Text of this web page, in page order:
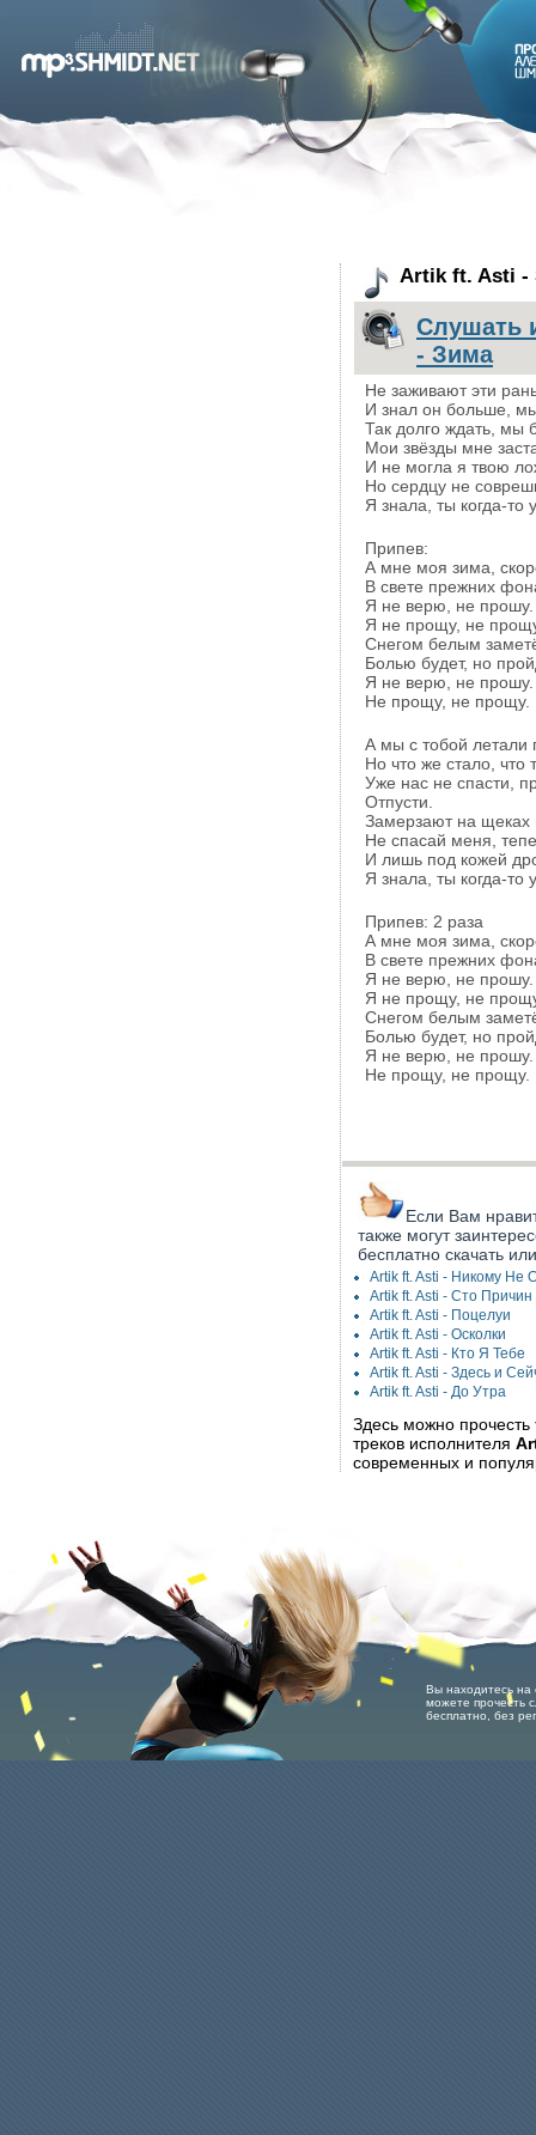
Artik ft. Asti -
Слушать
- Зима
Не заживают эти
И знал он больше,
Так долго ждать, мы
Мои звёзды мне
И не могла я твою
Но сердцу не
Я знала, ты когда-то
Припев:
А мне моя зима,
В свете прежних
Я не верю, не прошу.
Я не прощу, не
Снегом белым
Болью будет, но
Я не верю, не прошу.
Не прощу, не прощу.
А мы с тобой летали
Но что же стало,
Уже нас не спасти,
Отпусти.
Замерзают на щеках
Не спасай меня,
И лишь под кожей
Я знала, ты когда-то
Припев: 2 раза
А мне моя зима,
В свете прежних
Я не верю, не прошу.
Я не прощу, не
Снегом белым
Болью будет, но
Я не верю, не прошу.
Не прощу, не прощу.
Если Вам
также могут
бесплатно скачать
Artik ft. Asti - Никому Не
Artik ft. Asti - Сто Причин
Artik ft. Asti - Поцелуи
Artik ft. Asti - Осколки
Artik ft. Asti - Кто Я Тебе
Artik ft. Asti - Здесь и
Artik ft. Asti - До Утра
Здесь можно прочесть
треков исполнителя
современных и
Вы находитесь на
можете прочесть
бесплатно, без